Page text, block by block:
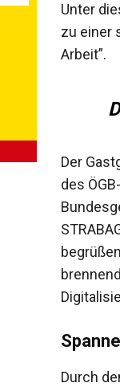
Unter
zu einer
Arbeit”.
Der
des
Durch